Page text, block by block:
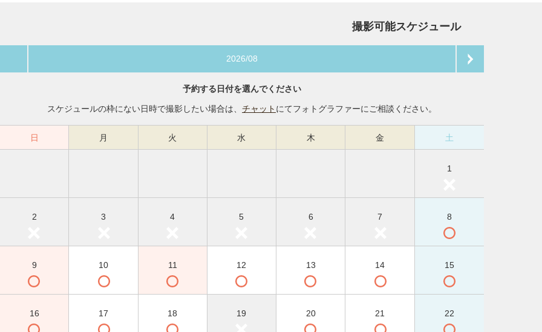
撮影可能スケジュール
2026/08
予約する日付を選んでください
スケジュールの枠にない日時で撮影したい場合は、 チャット にてフォトグラファーにご相談ください。
日 月 火 水 木 金 土
1
2 3 4 5 6 7 8
9 10 11 12 13 14 15
16 17 18 19 20 21 22